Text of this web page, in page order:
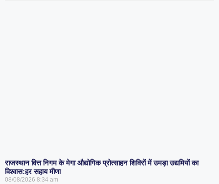
राजस्थान वित्त निगम के मेगा औद्योगिक प्रोत्साहन शिविरों में उमड़ा उद्यमियों का
विश्वास:हर सहाय मीणा
08/08/2026 8:34 am